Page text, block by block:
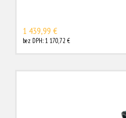
1 439,99 €
bez DPH: 1 170,72 €